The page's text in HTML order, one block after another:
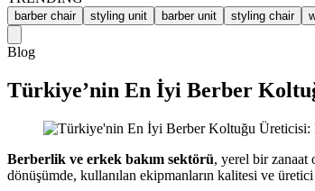
barber chair styling unit barber unit styling chair
Blog
Türkiye’nin En İyi Berber
Berberlik ve erkek bakım sektörü, yerel bir zanaat
dönüşümde, kullanılan ekipmanların kalitesi ve